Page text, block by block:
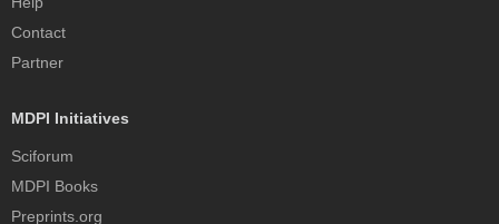
Contact
Partner
MDPI Initiatives
Sciforum
MDPI Books
Preprints.org